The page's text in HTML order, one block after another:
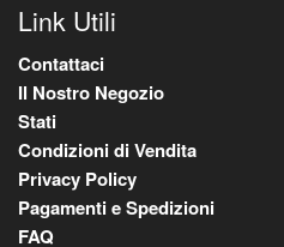
Link Utili
Contattaci
Il Nostro Negozio
Stati
Condizioni di Vendita
Privacy Policy
Pagamenti e Spedizioni
FAQ